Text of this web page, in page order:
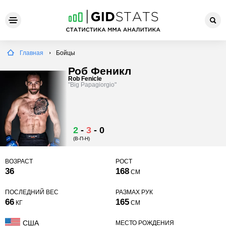
Главная Бойцы
Роб Феникл
Rob Fenicle
"Big Papagiorgio"
2 - 3 - 0
(В-П-Н)
ВОЗРАСТ
36
РОСТ
168 СМ
ПОСЛЕДНИЙ ВЕС
66 КГ
РАЗМАХ РУК
165 СМ
США
МЕСТО РОЖДЕНИЯ